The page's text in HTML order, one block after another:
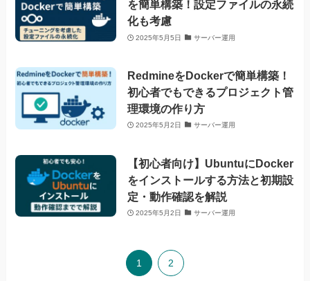
を簡単構築！設定ファイルの永続
化も考慮
2025年5月5日 サーバー運用
RedmineをDockerで簡単構築！
初心者でもできるプロジェクト管
理環境の作り方
2025年5月2日 サーバー運用
【初心者向け】UbuntuにDocker
をインストールする方法と初期設
定・動作確認を解説
2025年5月2日 サーバー運用
1 2